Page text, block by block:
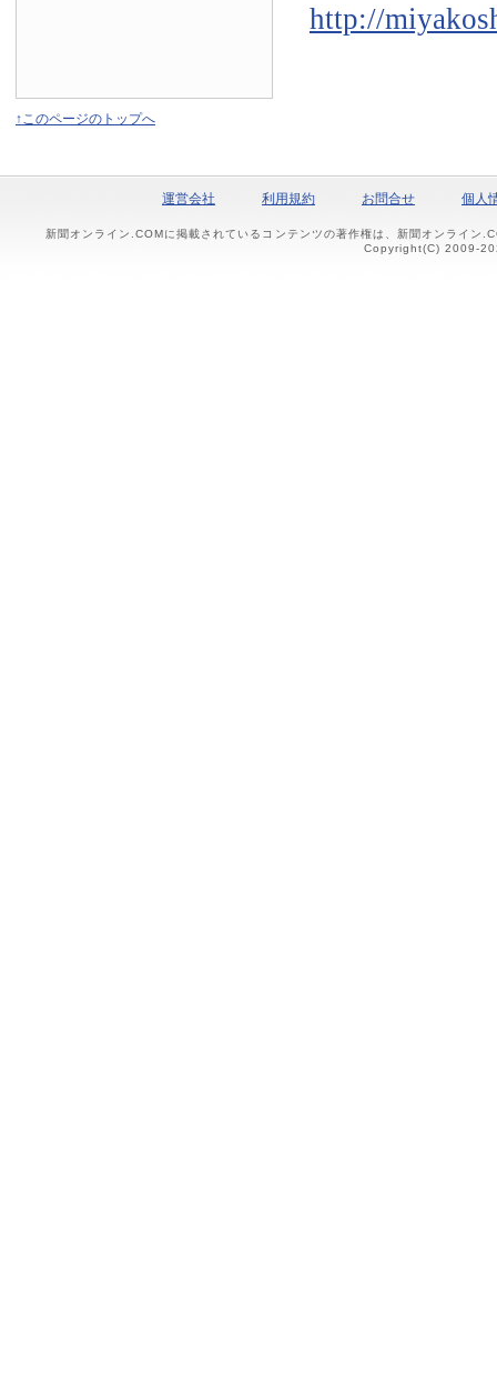
http://
↑このページのトップへ
運営会社 利用規約 お問合せ 個人
新聞オンライン.COMに掲載されているコンテンツの著作権は、新聞オンライン
Copyright(C) 2009-